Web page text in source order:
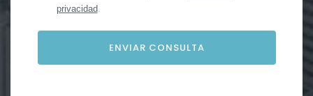
privacidad.